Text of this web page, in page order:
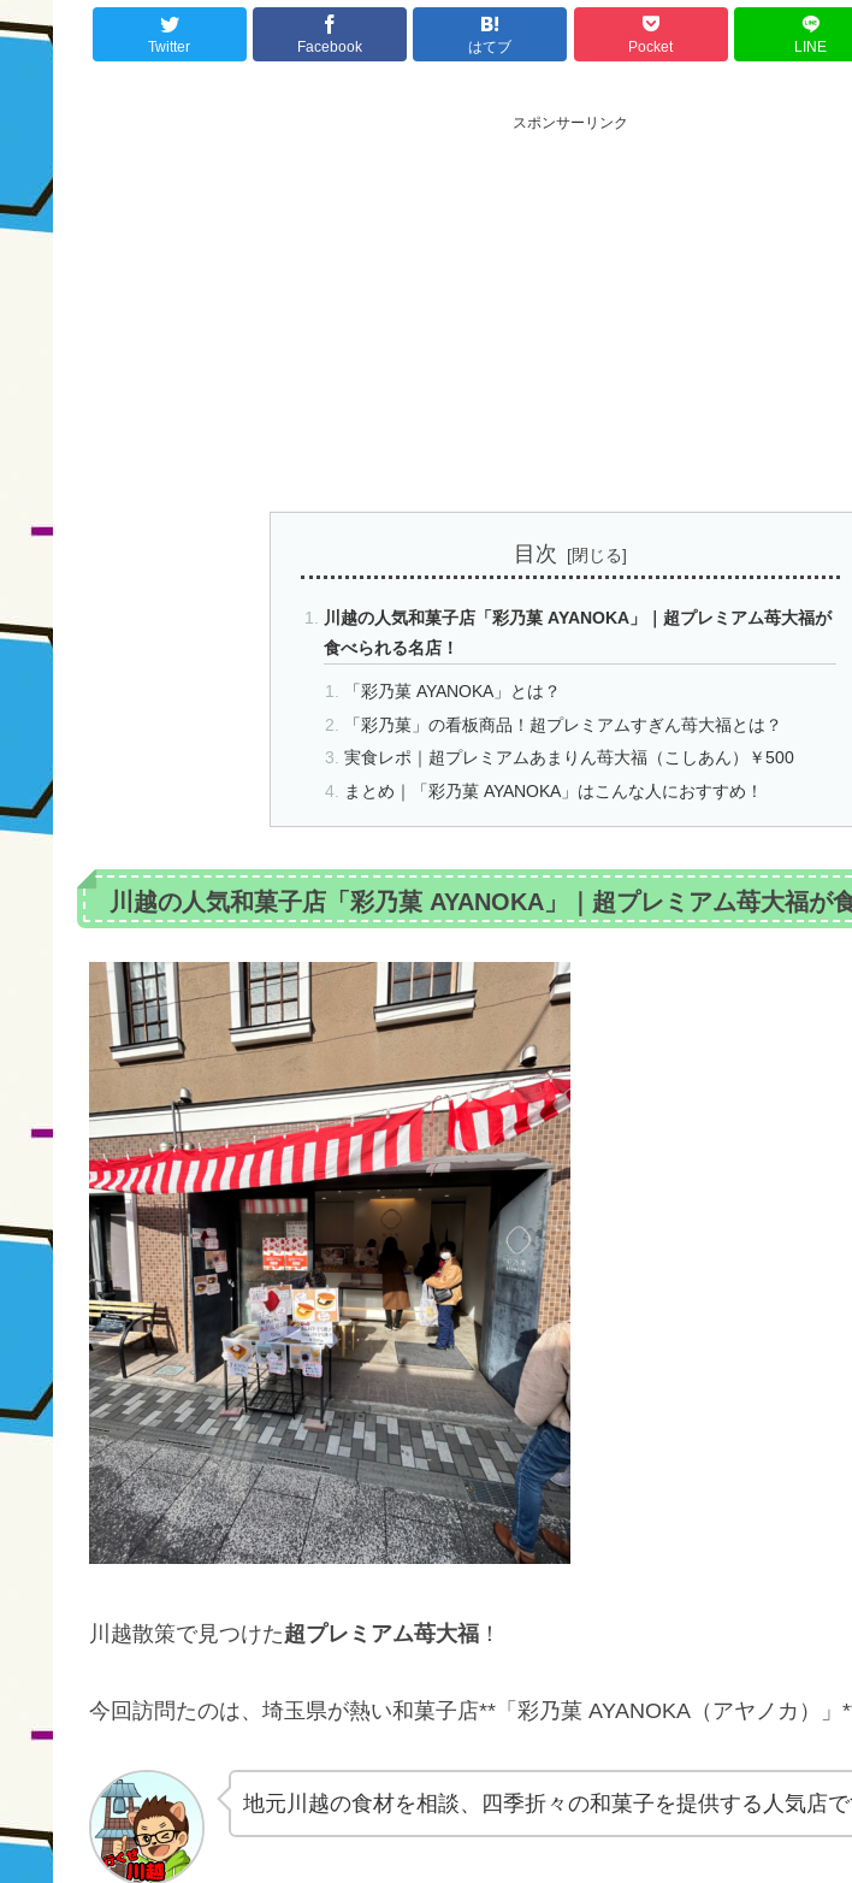
Twitter Facebook はてブ Pocket LINE
スポンサーリンク
目次
川越の人気和菓子店「彩乃菓 AYANOKA」｜超プレミアム苺大福が
食べられる名店！
「彩乃菓 AYANOKA」とは？
「彩乃菓」の看板商品！超プレミアムすぎん苺大福とは？
実食レポ｜超プレミアムあまりん苺大福（こしあん）￥500
まとめ｜「彩乃菓 AYANOKA」はこんな人におすすめ！
川越の人気和菓子店「彩乃菓 AYANOKA」｜超プレミアム苺大福が
川越散策で見つけた超プレミアム苺大福 ！
今回訪問たのは、埼玉県が熱い和菓子店**「彩乃菓 AYANOKA（アヤノカ）」**
地元川越の食材を相談、四季折々の和菓子を提供する人気店で